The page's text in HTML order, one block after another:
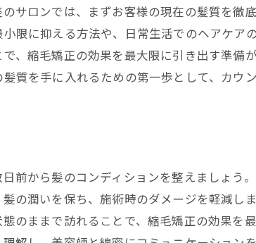
融合したサロンの魅力
での縮毛矯正の秘密
が手掛ける髪質改善
自分へのステップ
のヘアスタイル
分らしさ
ングの楽しさ
サロンでは、まずお客様の現在の髪質を徹
限に抑える方法や、日常生活でのヘアケア
、縮毛矯正の効果を最大限に引き出す準備
質を手に入れるための第一歩として、カウ
前から髪のコンディションを整えましょう
の潤いを保ち、施術時のダメージを軽減し
のままで訪れることで、縮毛矯正の効果を